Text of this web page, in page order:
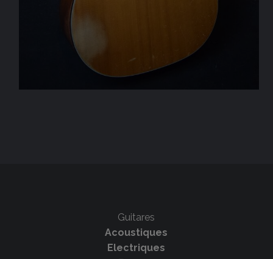
Guitares
Acoustiques
Electriques